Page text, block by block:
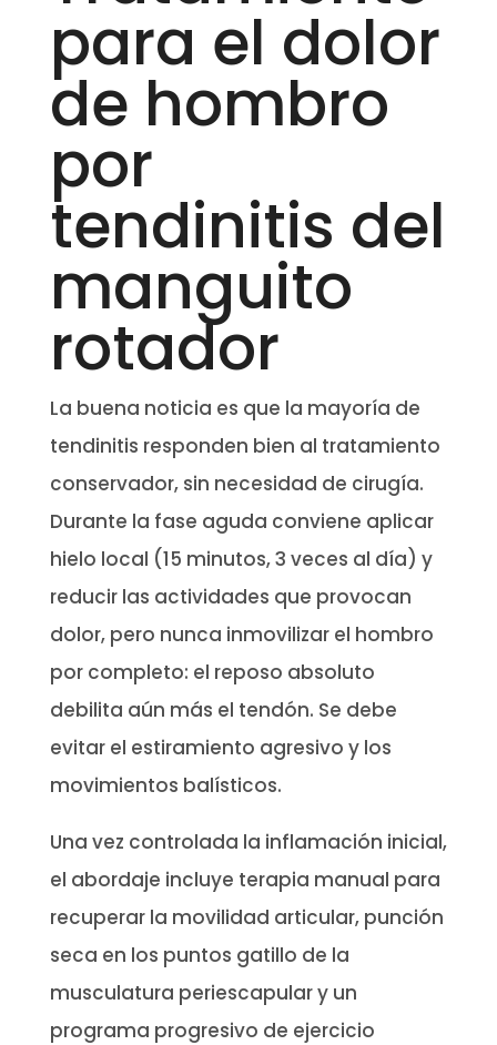
para el dolor
de hombro
por
tendinitis del
manguito
rotador
La buena noticia es que la mayoría de
tendinitis responden bien al tratamiento
conservador, sin necesidad de cirugía.
Durante la fase aguda conviene aplicar
hielo local (15 minutos, 3 veces al día) y
reducir las actividades que provocan
dolor, pero nunca inmovilizar el hombro
por completo: el reposo absoluto
debilita aún más el tendón. Se debe
evitar el estiramiento agresivo y los
movimientos balísticos.
Una vez controlada la inflamación inicial,
el abordaje incluye terapia manual para
recuperar la movilidad articular, punción
seca en los puntos gatillo de la
musculatura periescapular y un
programa progresivo de ejercicio